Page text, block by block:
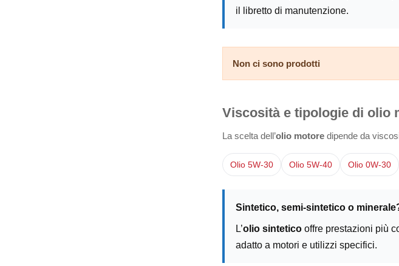
il libretto di manutenzione.
Non ci sono prodotti
Viscosità e tipologie di olio
La scelta dell’olio motoredipende da
Olio 5W-30 Olio 5W-40 Olio 0W-30
Sintetico, semi-sintetico o
L’olio sinteticooffre prestazioni più
adatto a motori e utilizzi specifici.